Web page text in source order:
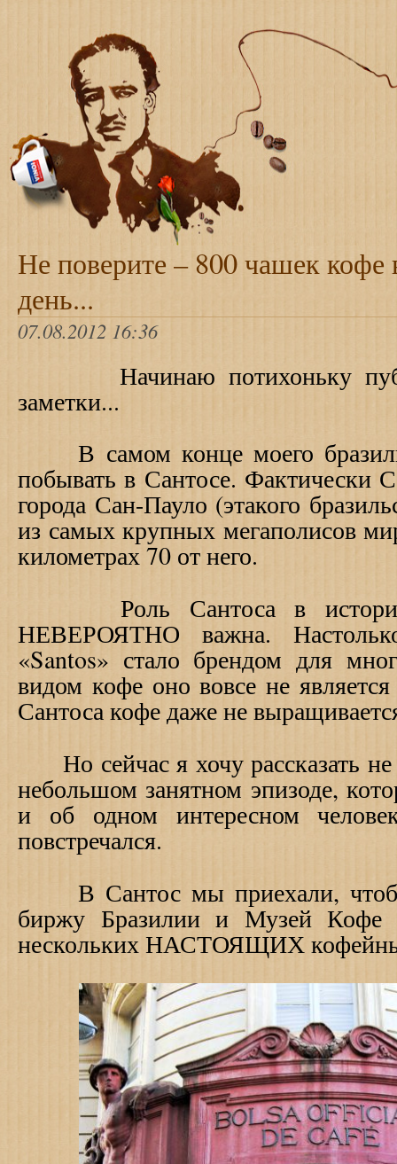
Не поверите – 800 чашек кофе
день...
07.08.2012 16:36
Начинаю потихоньку
заметки...
В самом конце моего
побывать в Сантосе. Фактически
города Сан-Пауло (этакого
из самых крупных мегаполисов
километрах 70 от него.
Роль Сантоса в истории
НЕВЕРОЯТНО важна.
«Santos» стало брендом для
видом кофе оно вовсе не
Сантоса кофе даже не
Но сейчас я хочу рассказать не
небольшом занятном эпизоде,
и об одном интересном
повстречался.
В Сантос мы приехали,
биржу Бразилии и Музей Кофе
нескольких НАСТОЯЩИХ